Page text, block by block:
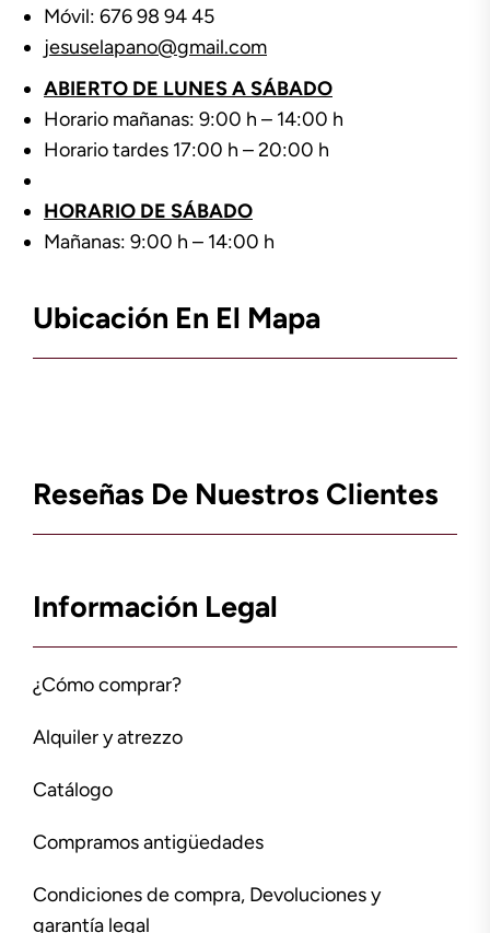
Móvil: 676 98 94 45
jesuselapano@gmail.com
ABIERTO DE LUNES A SÁBADO
Horario mañanas: 9:00 h – 14:00 h
Horario tardes 17:00 h – 20:00 h
HORARIO DE SÁBADO
Mañanas: 9:00 h – 14:00 h
Ubicación En El Mapa
Reseñas De Nuestros Clientes
Información Legal
¿Cómo comprar?
Alquiler y atrezzo
Catálogo
Compramos antigüedades
Condiciones de compra, Devoluciones y
garantía legal